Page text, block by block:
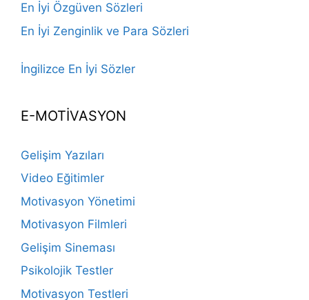
En İyi Özgüven Sözleri
En İyi Zenginlik ve Para Sözleri
İngilizce En İyi Sözler
E-MOTİVASYON
Gelişim Yazıları
Video Eğitimler
Motivasyon Yönetimi
Motivasyon Filmleri
Gelişim Sineması
Psikolojik Testler
Motivasyon Testleri